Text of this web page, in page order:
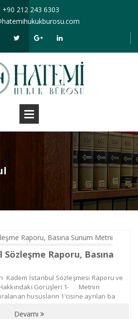
+90 212 243 6303
Aile Ve Boşanma Hukuku
Ticaret Hukuku
Fikri, Ticari Ve Sınai Haklar
Tüzel Kişiler Hukuku
Raporu, Basına
Kadem İstanbul Sözleşmesi Raporu ve
Görüşleri 1- Metnin
hususların 1’cisine ayrılan ba
Devamı